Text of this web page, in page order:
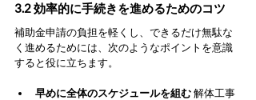
3.2 効率的に手続きを進めるためのコツ
補助金申請の負担を軽くし、できるだけ無駄な
く進めるためには、次のようなポイントを意識
すると役に立ちます。
早めに全体のスケジュールを組む 解体工事